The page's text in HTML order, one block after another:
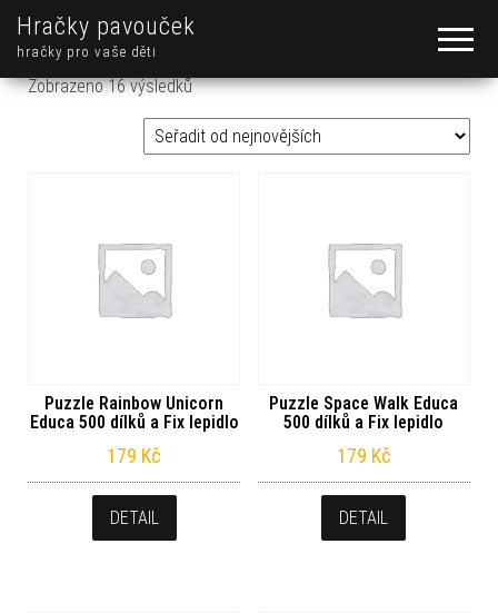
Hračky pavouček
hračky pro vaše děti
Zobrazeno 16 výsledkůSeřazeno od nejnovějších
Puzzle Rainbow Unicorn
Educa 500 dílků a Fix lepidlo
179 Kč
DETAIL
Puzzle Space Walk Educa
500 dílků a Fix lepidlo
179 Kč
DETAIL